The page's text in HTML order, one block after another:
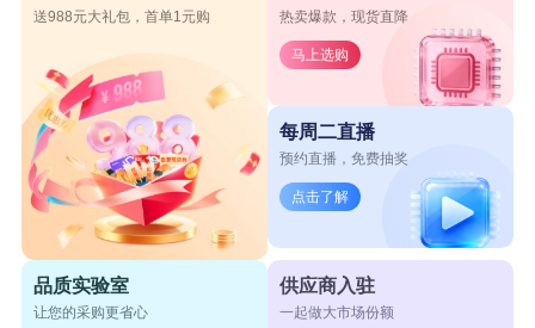
送988元大礼包，首单1元购 热卖爆款，现货直降
马上选购
每周二直播
预约直播，免费抽奖
点击了解
品质实验室
让您的采购更省心
供应商入驻
一起做大市场份额